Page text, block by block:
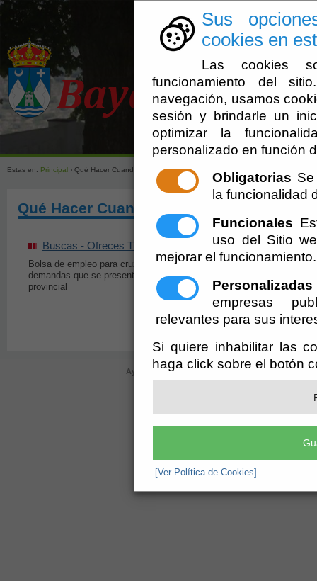
Sus
cookies en
Las cookies
funcionamiento del
navegación, usamos
sesión y brindarle un
optimizar la
personalizado en función
Obligatorias
la funcionalidad
Funcionales
uso del Sitio
mejorar el funcionamiento.
Personalizadas
empresas
relevantes para sus
Si quiere inhabilitar las
haga click sobre el botón
[Ver Política de Cookies]
Estas en: Principal › Qué Hacer Cuando
Qué Hacer Cuando
Buscas - Ofreces Trabajo
Bolsa de empleo para cruzar ofertas y
demandas que se presenten a nivel
provincial
Montar un
Actuaciones para
Comprar un
Actuaciones cuando
Ayuntamiento de Bayárcal (CIF: P-0402000-D) -